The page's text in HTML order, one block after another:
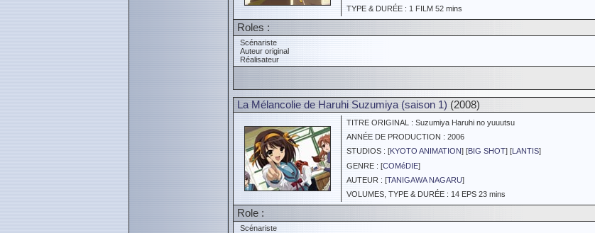
TYPE & DURÉE : 1 FILM 52 mins
Roles :
Scénariste
Auteur original
Réalisateur
La Mélancolie de Haruhi Suzumiya (saison 1) (2008)
TITRE ORIGINAL : Suzumiya Haruhi no yuuutsu
ANNÉE DE PRODUCTION : 2006
STUDIOS : [KYOTO ANIMATION] [BIG SHOT] [LANTIS]
GENRE : [COMéDIE]
AUTEUR : [TANIGAWA NAGARU]
VOLUMES, TYPE & DURÉE : 14 EPS 23 mins
Role :
Scénariste